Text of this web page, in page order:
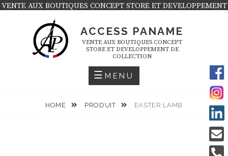
Skip
VENTE AUX BOUTIQUES CONCEPT STORE ET DEVELOPPEMENT
ACCESS PANAME
VENTE AUX BOUTIQUES CONCEPT
STORE ET DEVELOPPEMENT DE
COLLECTION
MENU
HOME PRODUIT EASTER LAMB